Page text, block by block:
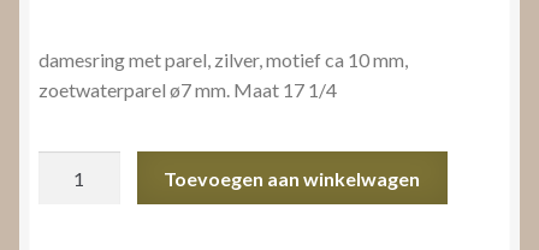
damesring met parel, zilver, motief ca 10 mm,
zoetwaterparel ø7 mm. Maat 17 1/4
Toevoegen aan winkelwagen